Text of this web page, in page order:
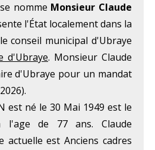
nomme Monsieur Claude
l'État localement dans la
conseil municipal d'Ubraye
d'Ubraye. Monsieur Claude
d'Ubraye pour un mandat
est né le 30 Mai 1949 est le
l'age de 77 ans. Claude
actuelle est Anciens cadres